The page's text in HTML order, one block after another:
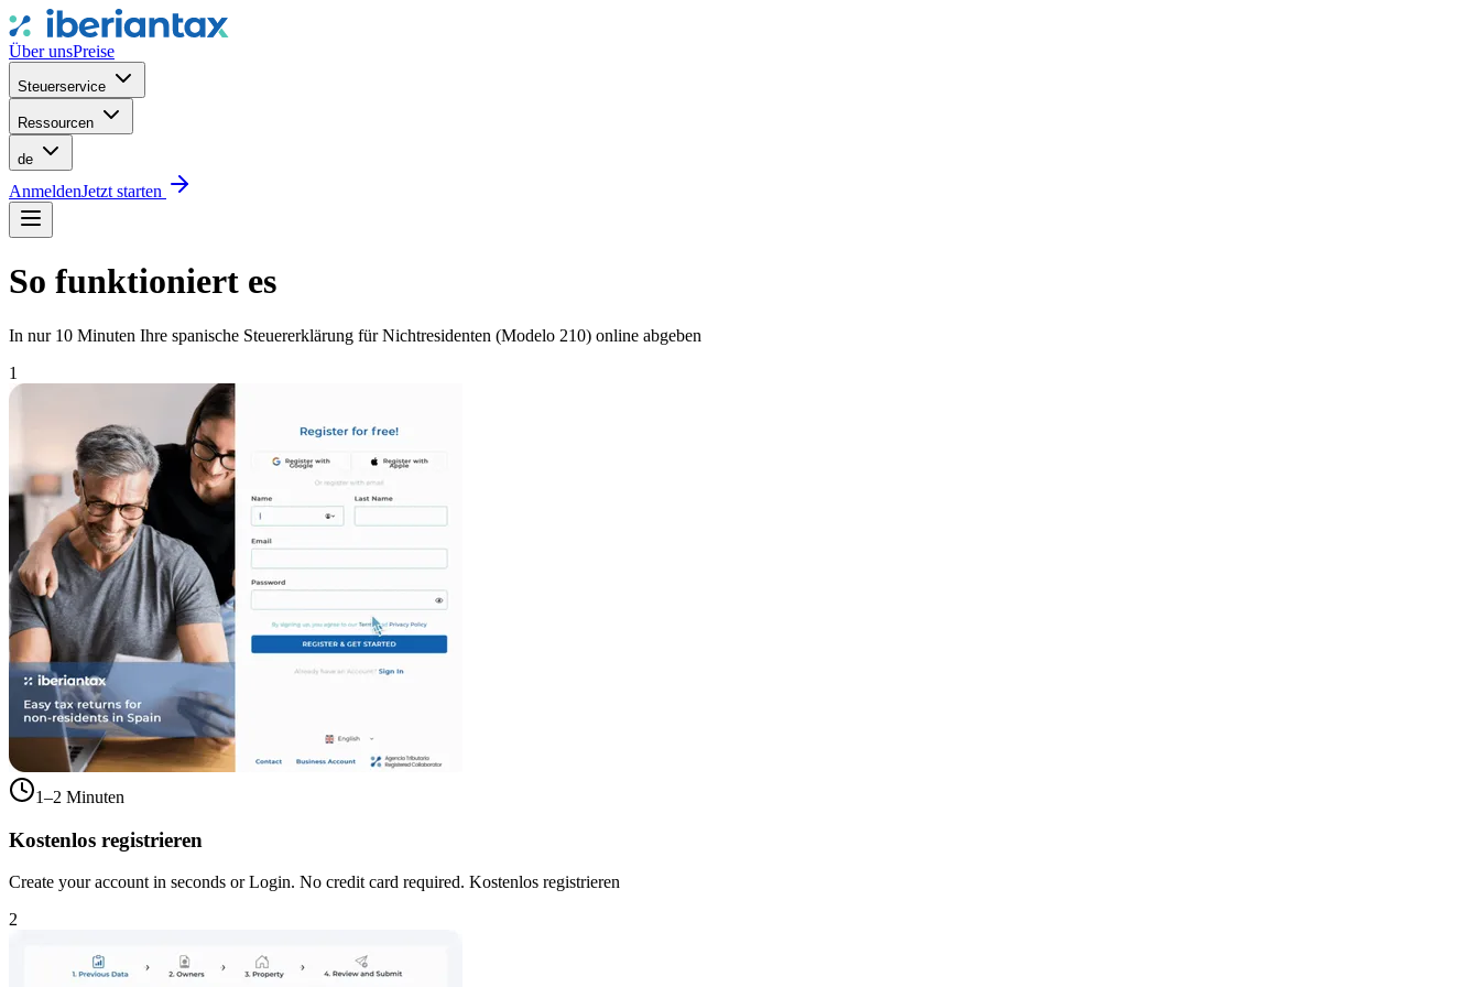
Über unsPreise
Steuerservice
Ressourcen
de
AnmeldenJetzt starten
So funktioniert es
In nur 10 Minuten Ihre spanische Steuererklärung für Nichtresidenten (Modelo 210) online abgeben
1
1–2 Minuten
Kostenlos registrieren
Create your account in seconds or Login. No credit card required. Kostenlos registrieren
2